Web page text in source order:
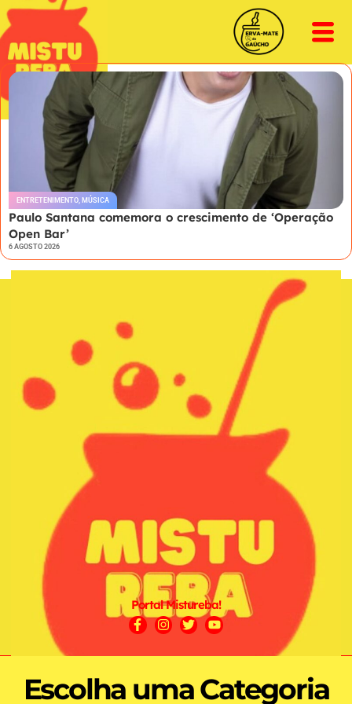
ENTRETENIMENTO, MÚSICA
Paulo Santana comemora o crescimento de ‘Operação
Open Bar’
6 AGOSTO 2026
Portal Mistureba!
Escolha uma Categoria